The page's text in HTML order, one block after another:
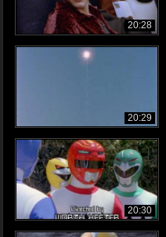
20:28
20:29
20:30